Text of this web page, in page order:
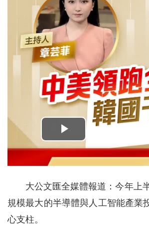
大公文匯全媒體報道：今年上
規模最大的半導體與人工智能產業
心支柱。